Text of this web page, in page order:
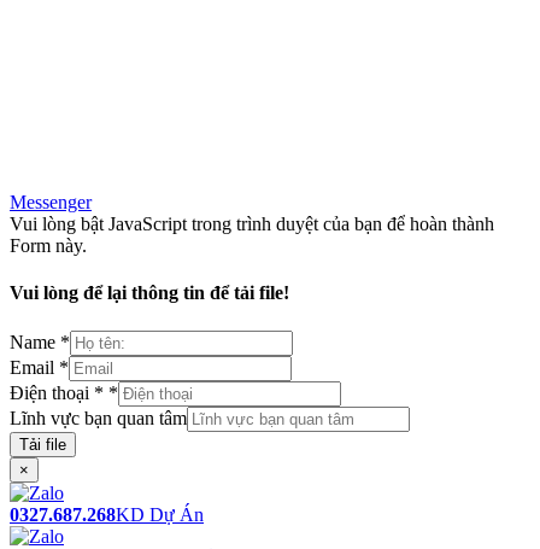
Messenger
Vui lòng bật JavaScript trong trình duyệt của bạn để hoàn thành
Form này.
Vui lòng để lại thông tin để tải file!
Name *
Email *
Điện thoại * *
Lĩnh vực bạn quan tâm
Tải file
×
0327.687.268KD Dự Án